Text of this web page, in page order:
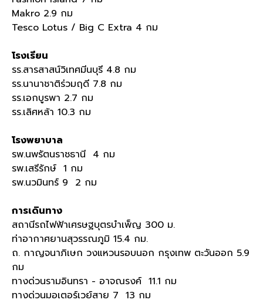
Makro 2.9 กม
Tesco Lotus / Big C Extra 4 กม
โรงเรียน
รร.สารสาสน์วิเทศมีนบุรี 4.8 กม
รร.นานาชาติร่วมฤดี 7.8 กม
รร.เอกบูรพา 2.7 กม
รร.เลิศหล้า 10.3 กม
โรงพยาบาล
รพ.นพรัตนราชธานี 4 กม
รพ.เสรีรักษ์ 1 กม
รพ.นวมินทร์ 9 2 กม
การเดินทาง
สถานีรถไฟฟ้าเศรษฐบุตรบำเพ็ญ 300 ม.
ท่าอากาศยานสุวรรณภูมิ 15.4 กม.
ถ. กาญจนาภิเษก วงแหวนรอบนอก กรุงเทพ ตะวันออก 5.9
กม
ทางด่วนรามอินทรา - อาจณรงค์ 11.1 กม
ทางด่วนมอเตอร์เวย์สาย 7 13 กม